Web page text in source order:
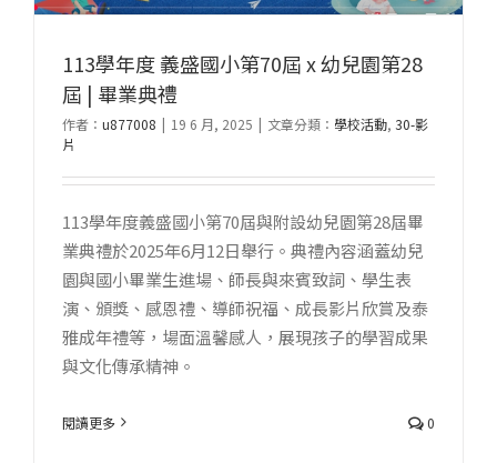
113學年度 義盛國小第70屆 x 幼兒園第28
屆 | 畢業典禮
作者： u877008 | 19 6 月, 2025 | 文章分類： 學校活動, 30-影
片
113學年度義盛國小第70屆與附設幼兒園第28屆畢
業典禮於2025年6月12日舉行。典禮內容涵蓋幼兒
園與國小畢業生進場、師長與來賓致詞、學生表
演、頒獎、感恩禮、導師祝福、成長影片欣賞及泰
雅成年禮等，場面溫馨感人，展現孩子的學習成果
與文化傳承精神。
閱讀更多 0